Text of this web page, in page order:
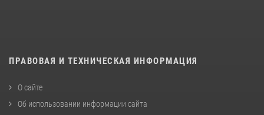
ПРАВОВАЯ И ТЕХНИЧЕСКАЯ ИНФОРМАЦИЯ
О сайте
Об использовании информации сайта